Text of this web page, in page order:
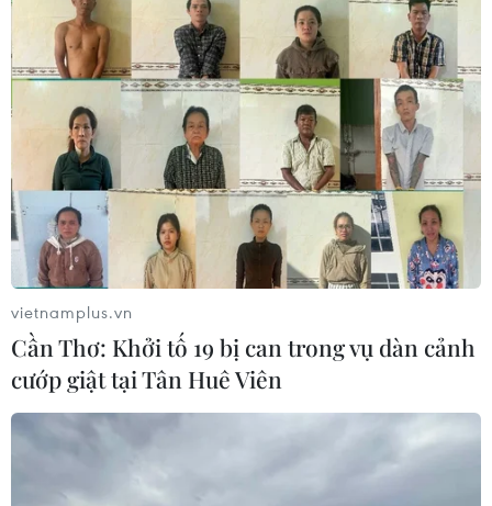
vietnamplus.vn
Cần Thơ: Khởi tố 19 bị can trong vụ dàn cảnh
cướp giật tại Tân Huê Viên